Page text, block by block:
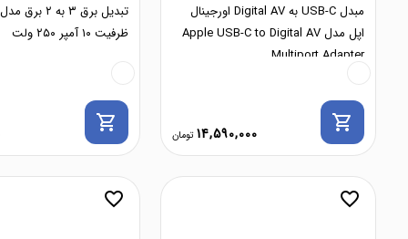
مبدل USB-C به Digital AV اورجینال
اپل مدل Apple USB-C to Digital AV
Multiport Adapter
14,590,000
shopping_cart
ظرفیت ۱۰ آمپر ۲۵۰ ولت
shopping_cart
favorite_border
favorite_border